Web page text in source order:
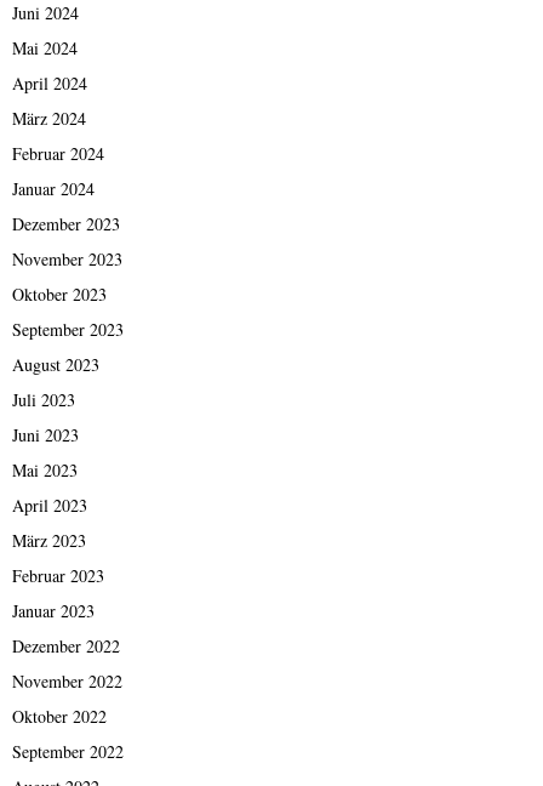
Juni 2024
Mai 2024
April 2024
März 2024
Februar 2024
Januar 2024
Dezember 2023
November 2023
Oktober 2023
September 2023
August 2023
Juli 2023
Juni 2023
Mai 2023
April 2023
März 2023
Februar 2023
Januar 2023
Dezember 2022
November 2022
Oktober 2022
September 2022